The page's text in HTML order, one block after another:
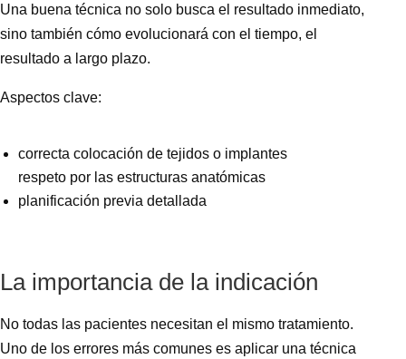
Una buena técnica no solo busca el resultado inmediato,
sino también cómo evolucionará con el tiempo, el
resultado a largo plazo.
Aspectos clave:
correcta colocación de tejidos o implantes
respeto por las estructuras anatómicas
planificación previa detallada
La importancia de la indicación
No todas las pacientes necesitan el mismo tratamiento.
Uno de los errores más comunes es aplicar una técnica